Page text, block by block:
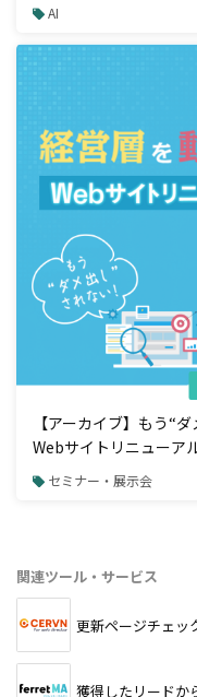
AI
【アーカイブ】もう“
Webサイトリニューア
セミナー・展示会
関連ツール・サービス
更新ページチェッ
獲得したリードか